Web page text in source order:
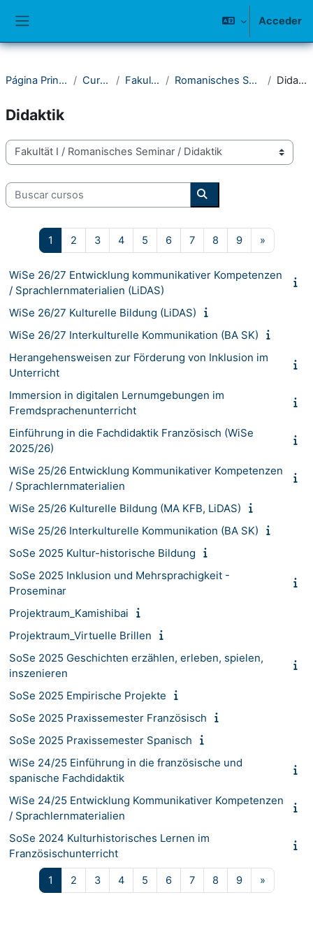
Acceder
Página Principal Cursos Fakultät I Romanisches Seminar Didaktik
Didaktik
Categorías
Buscar cursos
Buscar cursos
1 Página 1
2Página 2
3Página 3
4Página 4
5Página 5
6Página 6
7Página 7
8Página 8
9Página 9
»Siguiente
WiSe 26/27 Entwicklung kommunikativer Kompetenzen
/ Sprachlernmaterialien (LiDAS)
WiSe 26/27 Kulturelle Bildung (LiDAS)
WiSe 26/27 Interkulturelle Kommunikation (BA SK)
Herangehensweisen zur Förderung von Inklusion im
Unterricht
Immersion in digitalen Lernumgebungen im
Fremdsprachenunterricht
Einführung in die Fachdidaktik Französisch (WiSe
2025/26)
WiSe 25/26 Entwicklung Kommunikativer Kompetenzen
/ Sprachlernmaterialien
WiSe 25/26 Kulturelle Bildung (MA KFB, LiDAS)
WiSe 25/26 Interkulturelle Kommunikation (BA SK)
SoSe 2025 Kultur-historische Bildung
SoSe 2025 Inklusion und Mehrsprachigkeit -
Proseminar
Projektraum_Kamishibai
Projektraum_Virtuelle Brillen
SoSe 2025 Geschichten erzählen, erleben, spielen,
inszenieren
SoSe 2025 Empirische Projekte
SoSe 2025 Praxissemester Französisch
SoSe 2025 Praxissemester Spanisch
WiSe 24/25 Einführung in die französische und
spanische Fachdidaktik
WiSe 24/25 Entwicklung Kommunikativer Kompetenzen
/ Sprachlernmaterialien
SoSe 2024 Kulturhistorisches Lernen im
Französischunterricht
1 Página 1
2Página 2
3Página 3
4Página 4
5Página 5
6Página 6
7Página 7
8Página 8
9Página 9
»Siguiente